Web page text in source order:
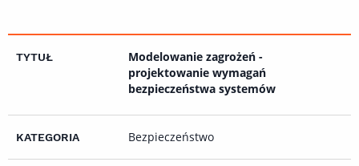
Modelowanie zagrożeń -
projektowanie wymagań
bezpieczeństwa systemów
Bezpieczeństwo